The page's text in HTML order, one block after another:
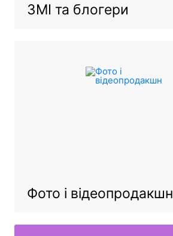
ЗМІ та блогери
Фото і відеопродакшн